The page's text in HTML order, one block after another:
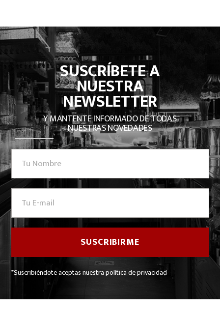
SUSCRÍBETE A
NUESTRA
NEWSLETTER
Y MANTENTE INFORMADO DE TODAS
NUESTRAS NOVEDADES
*Suscribiéndote aceptas nuestra política de privacidad